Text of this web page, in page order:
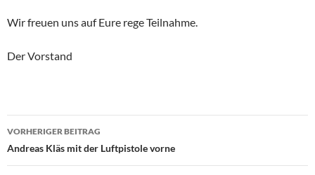
Wir freuen uns auf Eure rege Teilnahme.
Der Vorstand
Beitragsnavigation
VORHERIGER BEITRAG
Andreas Kläs mit der Luftpistole vorne